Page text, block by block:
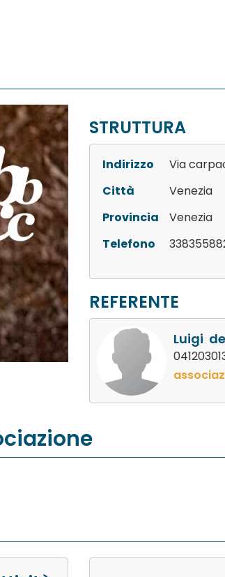
STRUTTURA
Indirizzo
Via
Città
Venezia
Provincia
Venezia
Telefono
REFERENTE
Luigi